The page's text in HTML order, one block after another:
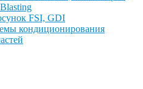
FSI, GDI
кондиционирования